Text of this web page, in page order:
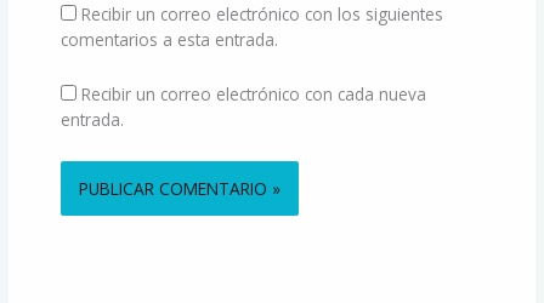
Recibir un correo electrónico con los siguientes
comentarios a esta entrada.
Recibir un correo electrónico con cada nueva
entrada.